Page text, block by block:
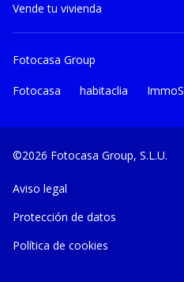
Vende tu vivienda
Fotocasa Group
Fotocasa habitaclia
©2026 Fotocasa Group, S.L.U.
Aviso legal
Protección de datos
Política de cookies